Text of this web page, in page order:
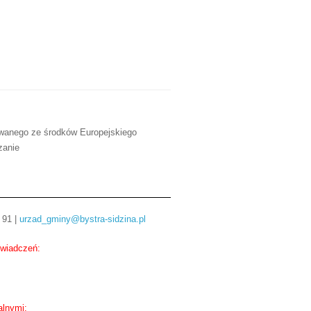
ze środków Europejskiego
| urzad_gminy@bystra-sidzina.pl